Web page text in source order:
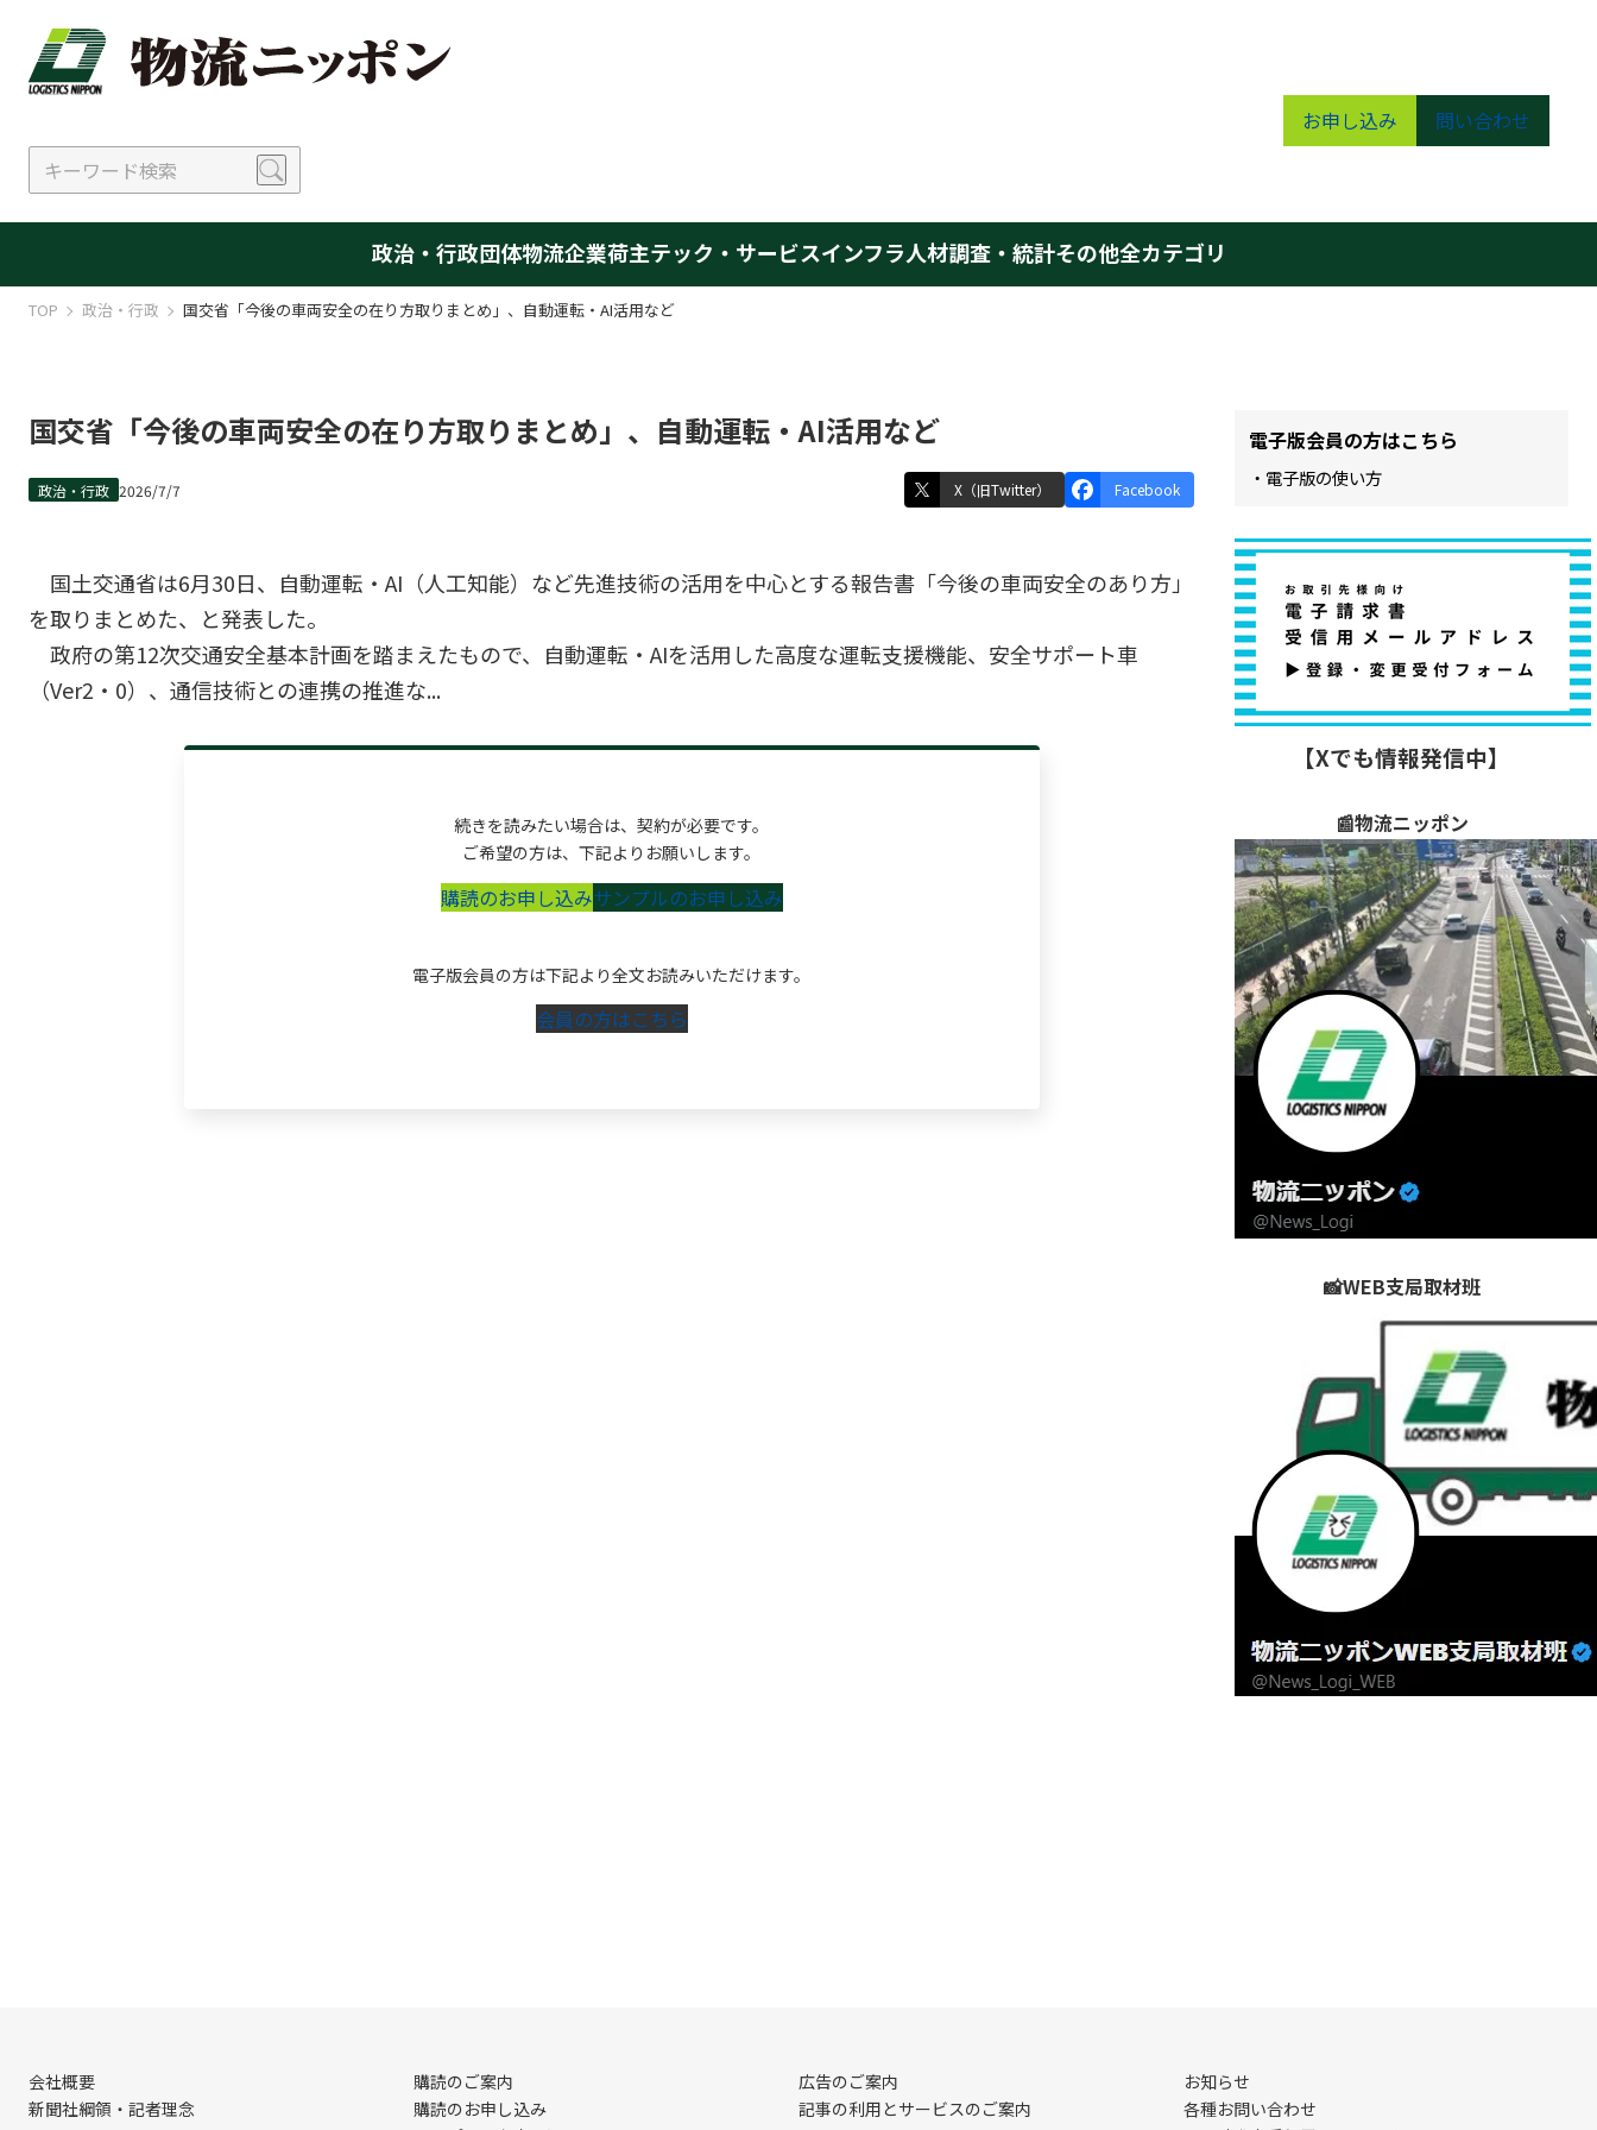
お申し込み 問い合わせ
政治・行政団体物流企業荷主テック・サービスインフラ人材調査・統計その他全カテゴリ
TOP 政治・行政 国交省「今後の車両安全の在り方取りまとめ」、自動運転・AI活用など
国交省「今後の車両安全の在り方取りまとめ」、自動運転・AI活用など
政治・行政 2026/7/7 X（旧Twitter） Facebook
国土交通省は6月30日、自動運転・AI（人工知能）など先進技術の活用を中心とする報告書「今後の車両安全のあり方」
を取りまとめた、と発表した。
政府の第12次交通安全基本計画を踏まえたもので、自動運転・AIを活用した高度な運転支援機能、安全サポート車
（Ver2・0）、通信技術との連携の推進な...
続きを読みたい場合は、契約が必要です。
ご希望の方は、下記よりお願いします。
購読のお申し込みサンプルのお申し込み
電子版会員の方は下記より全文お読みいただけます。
会員の方はこちら
電子版会員の方はこちら
・電子版の使い方
【Xでも情報発信中】
📰物流ニッポン
📸WEB支局取材班
会社概要
新聞社綱領・記者理念
購読のご案内
購読のお申し込み
広告のご案内
記事の利用とサービスのご案内
お知らせ
各種お問い合わせ